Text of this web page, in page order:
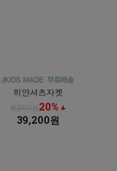
히얀셔츠자켓
48,900원20% ↓
39,200원